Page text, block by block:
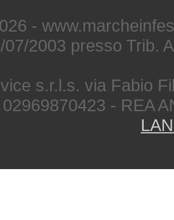
-
07/2003 presso Trib.
s.r.l.s. via Fabio
- REA